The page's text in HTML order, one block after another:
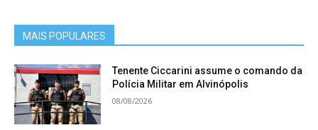
MAIS POPULARES
Tenente Ciccarini assume o comando da
Polícia Militar em Alvinópolis
08/08/2026